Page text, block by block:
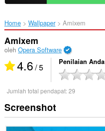
Home Wallpaper Amixem‎
Amixem
oleh Opera Software
4.6/ 5 Penilaian Anda
Jumlah total pendapat:29
Screenshot